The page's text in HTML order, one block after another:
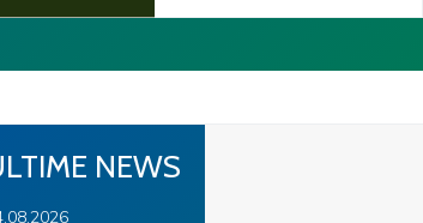
NEWS